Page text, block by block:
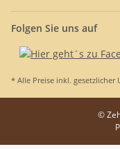
Folgen Sie uns auf
* Alle Preise inkl. gesetzlicher
©